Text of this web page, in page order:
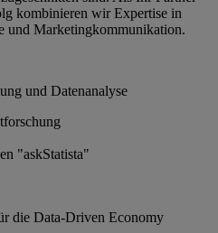
kombinieren wir Expertise in
und Marketingkommunikation.
und Datenanalyse
"askStatista"
die Data-Driven Economy